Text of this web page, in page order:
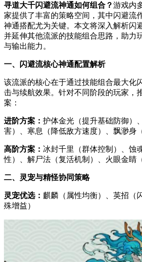
寻道大千闪避流神通如何组合？游戏内
家提供了丰富的策略空间，其中闪避流
神通搭配尤为关键。本文将深入解析闪
并延伸其他流派的技能组合思路，助力
与输出能力。
一、闪避流核心神通配置解析
该流派的核心在于通过技能组合最大化
击与续航效果。针对不同阶段的玩家，
案：
进阶方案： 护体金光（提升基础防御）
害）、寒息（降低敌方速度）、飘渺身
高阶方案： 冰封千里（群体控制）、蚀
性）、解尸法（复活机制）、火眼金睛
二、灵宠与精怪协同策略
灵宠优选： 麒麟（属性均衡）、英招（
殊增益）